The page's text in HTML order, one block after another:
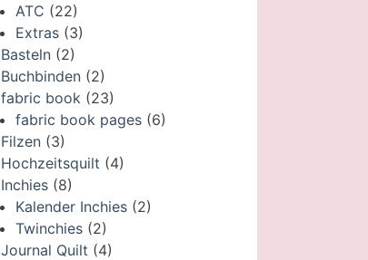
ATC (22)
Extras (3)
Basteln (2)
Buchbinden (2)
fabric book (23)
fabric book pages (6)
Filzen (3)
Hochzeitsquilt (4)
Inchies (8)
Kalender Inchies (2)
Twinchies (2)
Journal Quilt (4)